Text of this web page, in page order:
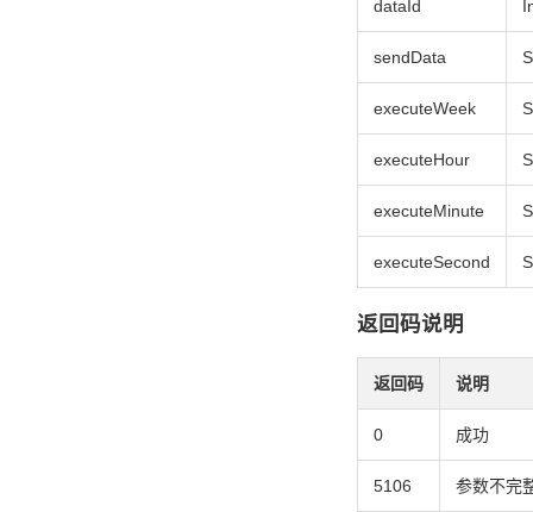
dataId
sendData
executeWeek
executeHour
executeMinute
executeSecond
返回码说明
返回码 说明
0 成功
5106 参数不完